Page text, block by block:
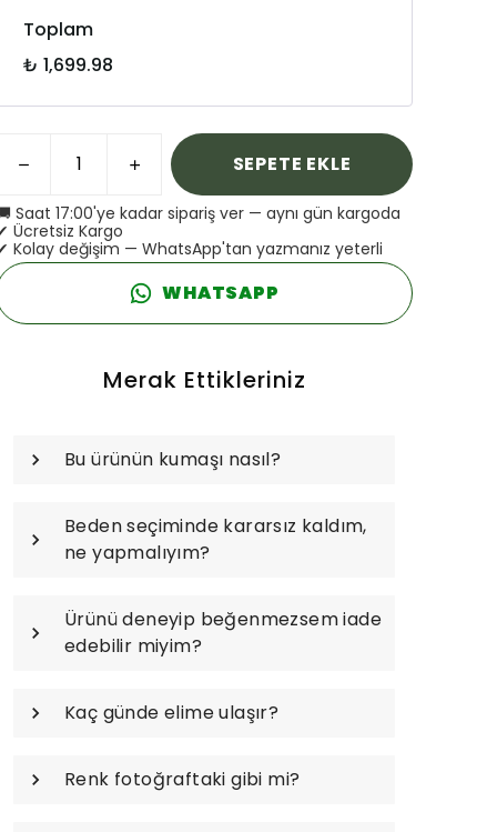
Toplam
₺ 1,699.98
SEPETE EKLE
Saat 17:00'ye kadar sipariş ver — aynı gün kargoda
Ücretsiz Kargo
Kolay değişim — WhatsApp'tan yazmanız yeterli
WHATSAPP
Merak Ettikleriniz
Bu ürünün kumaşı nasıl?
Beden seçiminde kararsız kaldım,
ne yapmalıyım?
Ürünü deneyip beğenmezsem iade
edebilir miyim?
Kaç günde elime ulaşır?
Renk fotoğraftaki gibi mi?